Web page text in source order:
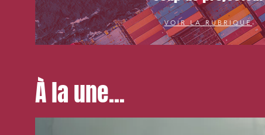
VOIR LA RUBRIQUE
À la une...